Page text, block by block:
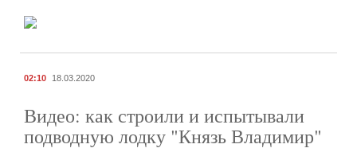
02:10 18.03.2020
Видео: как строили и испытывали
подводную лодку "Князь Владимир"